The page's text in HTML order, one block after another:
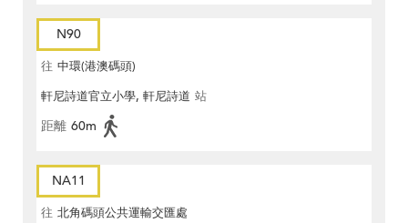
N90
往 中環(港澳碼頭)
軒尼詩道官立小學, 軒尼詩道 站
距離 60m
NA11
往 北角碼頭公共運輸交匯處